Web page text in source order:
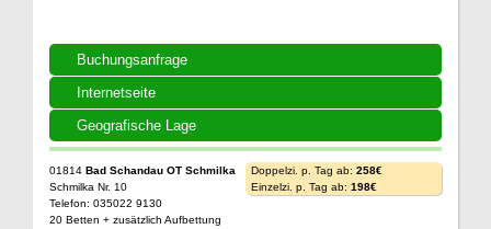
Buchungsanfrage
Internetseite
Geografische Lage
01814 Bad Schandau OT Schmilka
Schmilka Nr. 10
Telefon: 035022 9130
20 Betten + zusätzlich Aufbettung
Doppelzi. p. Tag ab: 258€
Einzelzi. p. Tag ab: 198€